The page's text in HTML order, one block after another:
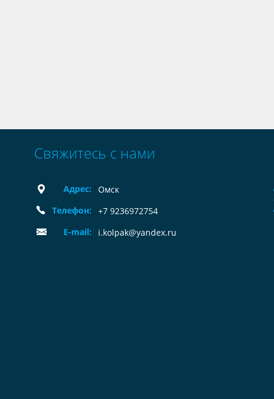
Свяжитесь с нами
Адрес:
Омск
Телефон:
+7 9236972754
E-mail:
i.kolpak@yandex.ru